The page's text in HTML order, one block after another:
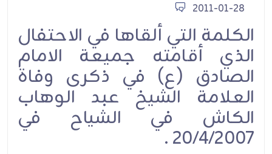
2011-01-28
الكلمة التي ألقاها في الاحتفال
الذي أقامته جميعة الامام
الصادق (ع) في ذكرى وفاة
العلامة الشيخ عبد الوهاب
الكاش في الشياح في
20/4/2007 .